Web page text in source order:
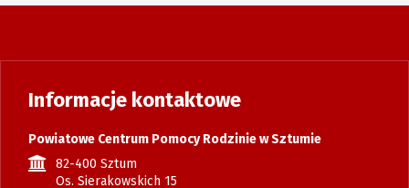
Informacje kontaktowe
Powiatowe Centrum Pomocy Rodzinie w Sztumie
82-400 Sztum
Os. Sierakowskich 15